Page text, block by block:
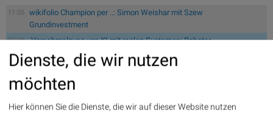
11:05
wikifolio Champion per ..: Simon Weishar mit Szew
Grundinvestment
07.08.
Verschmelzung von KI mit realen Systemen: Roboter,
Maschinen und Fa...:
Wenn KI auf die reale Welt trifft: „Physical
AI...
11:00
21st Austria weekly - ATX TR at 16715.01 - Bajaj Mobility AG,
AT&S ...
09:55
wikifolio Champion per ..: Simon Weishar mit Szew
Dienste, die wir nutzen
möchten
Hier können Sie die Dienste, die wir auf dieser Website nutzen